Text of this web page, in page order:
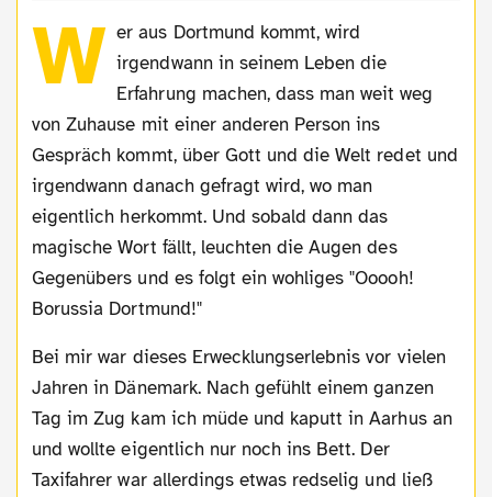
W er aus Dortmund kommt, wird
irgendwann in seinem Leben die
Erfahrung machen, dass man weit weg
von Zuhause mit einer anderen Person ins
Gespräch kommt, über Gott und die Welt redet und
irgendwann danach gefragt wird, wo man
eigentlich herkommt. Und sobald dann das
magische Wort fällt, leuchten die Augen des
Gegenübers und es folgt ein wohliges "Ooooh!
Borussia Dortmund!"
Bei mir war dieses Erwecklungserlebnis vor vielen
Jahren in Dänemark. Nach gefühlt einem ganzen
Tag im Zug kam ich müde und kaputt in Aarhus an
und wollte eigentlich nur noch ins Bett. Der
Taxifahrer war allerdings etwas redselig und ließ